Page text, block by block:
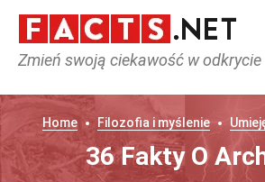
Zmień swoją ciekawość w odkrycie
Home Filozofia i myślenie
36 Fakty O